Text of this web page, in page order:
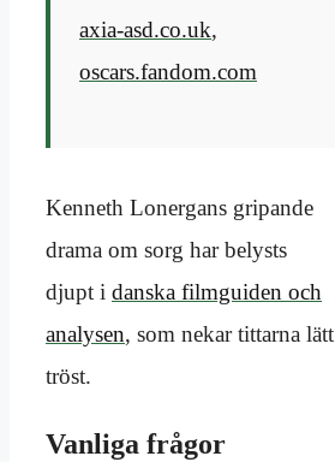
axia-asd.co.uk,
oscars.fandom.com
Kenneth Lonergans gripande
drama om sorg har belysts
djupt i danska filmguiden och
analysen, som nekar tittarna lätt
tröst.
Vanliga frågor